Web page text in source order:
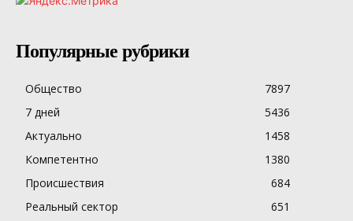
Популярные рубрики
Общество
7897
7 дней
5436
Актуально
1458
Компетентно
1380
Происшествия
684
Реальный сектор
651